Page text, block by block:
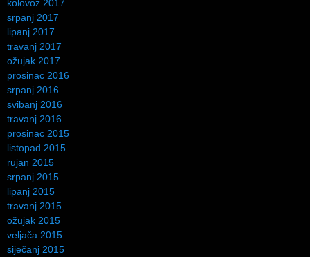
kolovoz 2017
srpanj 2017
lipanj 2017
travanj 2017
ožujak 2017
prosinac 2016
srpanj 2016
svibanj 2016
travanj 2016
prosinac 2015
listopad 2015
rujan 2015
srpanj 2015
lipanj 2015
travanj 2015
ožujak 2015
veljača 2015
siječanj 2015